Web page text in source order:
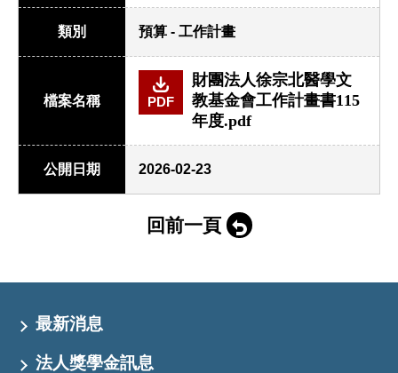
類別 預算 - 工作計畫
檔案名稱 PDF
財團法人徐宗北醫學文
教基金會工作計畫書115
年度.pdf
公開日期 2026-02-23
回前一頁
最新消息
法人獎學金訊息